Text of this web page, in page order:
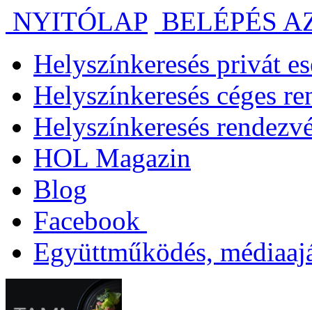
NYITÓLAP BELÉPÉS
Helyszínkeresés privát
Helyszínkeresés céges
Helyszínkeresés
HOL Magazin
Blog
Facebook
Együttműködés,